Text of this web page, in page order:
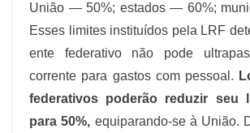
União — 50%; estados — 60%;
Esses limites instituídos pela LRF
ente federativo não pode
corrente para gastos com pessoal.
federativos poderão reduzir seu
para 50%, equiparando-se à União.